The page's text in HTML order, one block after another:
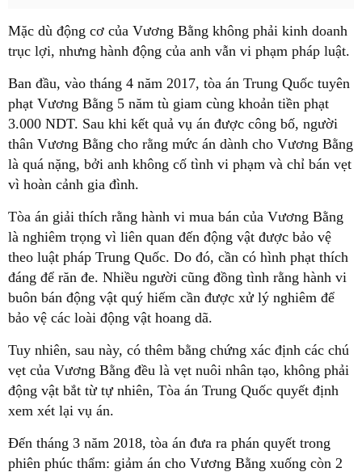
Mặc dù động cơ của Vương Bằng không phải kinh doanh
trục lợi, nhưng hành động của anh vẫn vi phạm pháp luật.
Ban đầu, vào tháng 4 năm 2017, tòa án Trung Quốc tuyên
phạt Vương Bằng 5 năm tù giam cùng khoản tiền phạt
3.000 NDT. Sau khi kết quả vụ án được công bố, người
thân Vương Bằng cho rằng mức án dành cho Vương Bằng
là quá nặng, bởi anh không cố tình vi phạm và chỉ bán vẹt
vì hoàn cảnh gia đình.
Tòa án giải thích rằng hành vi mua bán của Vương Bằng
là nghiêm trọng vì liên quan đến động vật được bảo vệ
theo luật pháp Trung Quốc. Do đó, cần có hình phạt thích
đáng để răn đe. Nhiều người cũng đồng tình rằng hành vi
buôn bán động vật quý hiếm cần được xử lý nghiêm để
bảo vệ các loài động vật hoang dã.
Tuy nhiên, sau này, có thêm bằng chứng xác định các chú
vẹt của Vương Bằng đều là vẹt nuôi nhân tạo, không phải
động vật bắt từ tự nhiên, Tòa án Trung Quốc quyết định
xem xét lại vụ án.
Đến tháng 3 năm 2018, tòa án đưa ra phán quyết trong
phiên phúc thẩm: giảm án cho Vương Bằng xuống còn 2